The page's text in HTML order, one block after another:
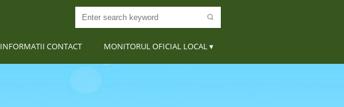
INFORMATII CONTACT MONITORUL OFICIAL LOCAL